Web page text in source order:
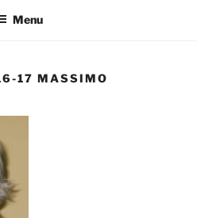
Menu
17 MASSIMO